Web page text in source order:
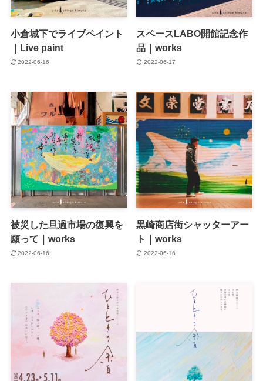
小倉城下でライブペイント
｜Live paint
2022-06-16
スペースLABO開館記念作
品｜works
2022-06-17
被災した旦過市場の復興を
願って｜works
2022-06-16
黒崎商店街シャッターアー
ト｜works
2022-06-16